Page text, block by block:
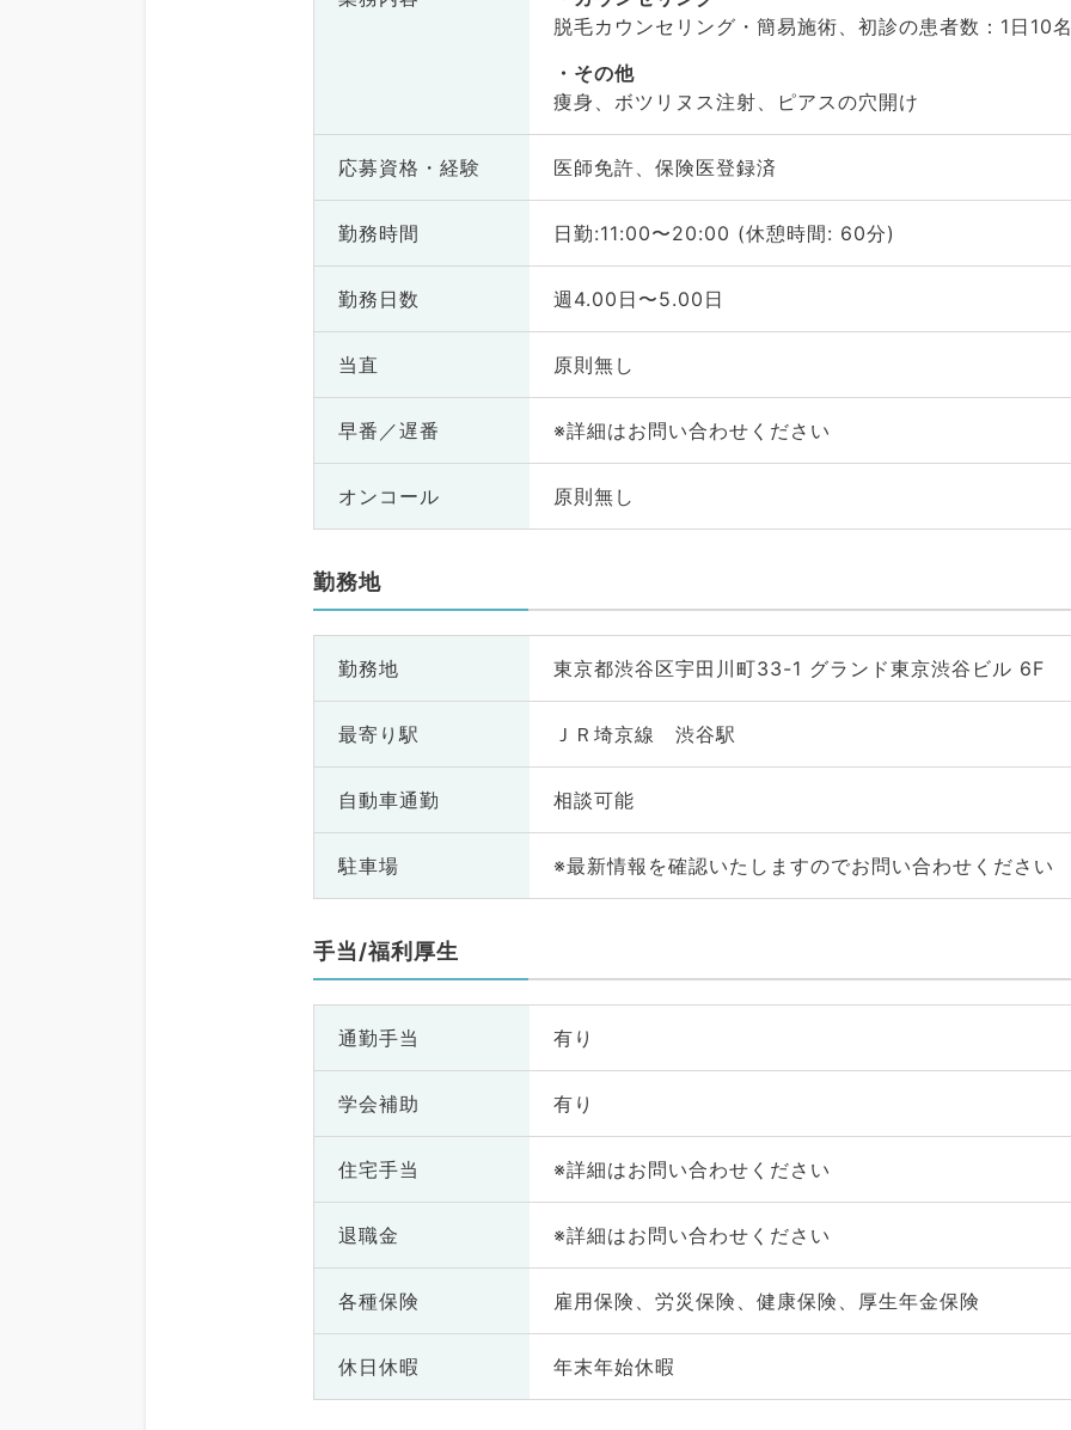
脱毛カウンセリング・簡易施術、初診の患者数：1日10
その他
痩身、ボツリヌス注射、ピアスの穴開け
応募資格・ 経験 医師免許、保険医登録済
勤務時間 日勤:11:00〜20:00 (休憩時間: 60分)
勤務日数 週4.00日〜5.00日
当直 原則無し
早番／遅番 ※詳細はお問い合わせください
オンコール 原則無し
勤務地
勤務地 東京都渋谷区宇田川町33-1 グランド東京渋谷ビル 6F
最寄り駅 ＪＲ埼京線 渋谷駅
自動車通勤 相談可能
駐車場 ※最新情報を確認いたしますのでお問い合わせください
手当/福利厚生
通勤手当 有り
学会補助 有り
住宅手当 ※詳細はお問い合わせください
退職金 ※詳細はお問い合わせください
各種保険 雇用保険、労災保険、健康保険、厚生年金保険
休日休暇 年末年始休暇